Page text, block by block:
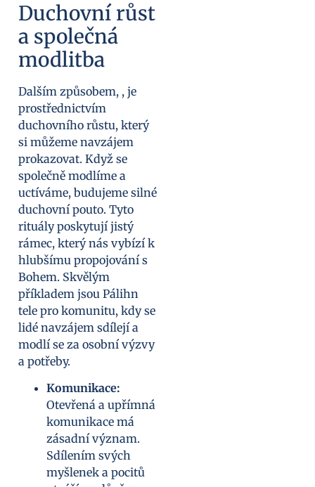
Duchovní růst
a společná
modlitba
Dalším způsobem, , je
prostřednictvím
duchovního růstu, který
si můžeme navzájem
prokazovat. Když se
společně modlíme a
uctíváme, budujeme silné
duchovní pouto. Tyto
rituály poskytují jistý
rámec, který nás vybízí k
hlubšímu propojování s
Bohem. Skvělým
příkladem jsou Pálihn
tele pro komunitu, kdy se
lidé navzájem sdílejí a
modlí se za osobní výzvy
a potřeby.
Komunikace:
Otevřená a upřímná
komunikace má
zásadní význam.
Sdílením svých
myšlenek a pocitů